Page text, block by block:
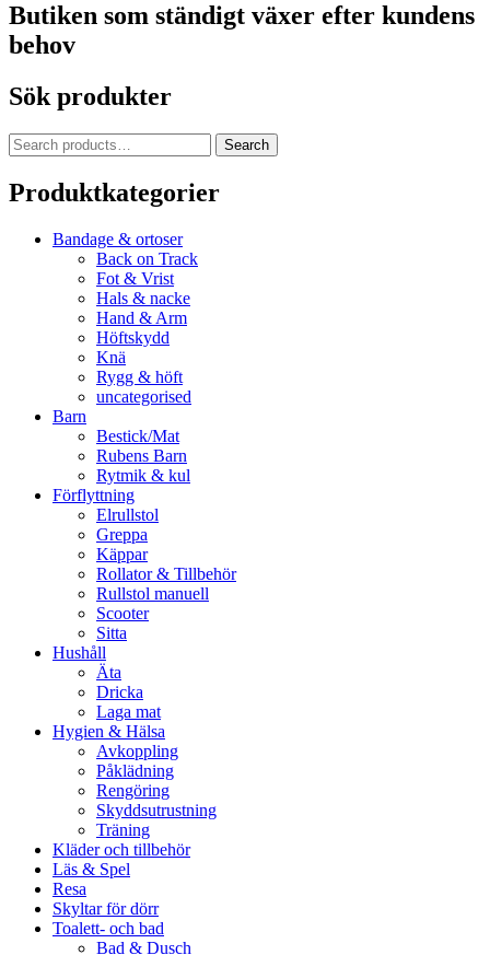
Butiken som ständigt växer efter kundens
behov
Sök produkter
Search
for:
Search
Produktkategorier
Bandage & ortoser
Back on Track
Fot & Vrist
Hals & nacke
Hand & Arm
Höftskydd
Knä
Rygg & höft
uncategorised
Barn
Bestick/Mat
Rubens Barn
Rytmik & kul
Förflyttning
Elrullstol
Greppa
Käppar
Rollator & Tillbehör
Rullstol manuell
Scooter
Sitta
Hushåll
Äta
Dricka
Laga mat
Hygien & Hälsa
Avkoppling
Påklädning
Rengöring
Skyddsutrustning
Träning
Kläder och tillbehör
Läs & Spel
Resa
Skyltar för dörr
Toalett- och bad
Bad & Dusch